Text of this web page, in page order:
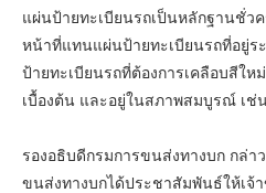
แผ่นป้ายทะเบียนรถเป็นหลักฐานชั่ว
หน้าที่แทนแผ่นป้ายทะเบียนรถที่อยู่ร
ป้ายทะเบียนรถที่ต้องการเคลือบสีให
เบื้องต้น และอยู่ในสภาพสมบูรณ์ เช่
รองอธิบดีกรมการขนส่งทางบก กล่า
ขนส่งทางบกได้ประชาสัมพันธ์ให้เจ้